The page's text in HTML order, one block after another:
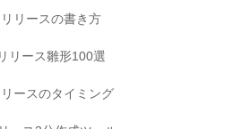
リースの書き方
リース雛形100選
ースのタイミング